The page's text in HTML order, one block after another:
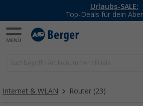
-20% auf Kleidung und
Mit dem Aktionscode
Internet & WLAN Router (23)